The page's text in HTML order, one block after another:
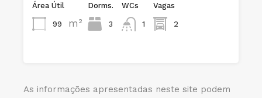
Dorms.
3
WCs
1
Área Útil
99 m²
Vagas
2
As informações apresentadas neste site podem